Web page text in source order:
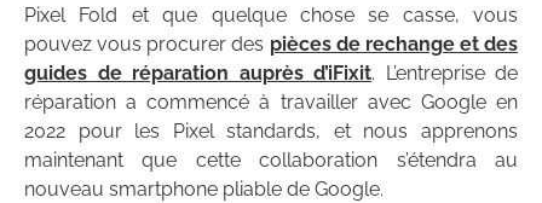
Pixel Fold et que quelque chose se casse, vous
pouvez vous procurer des pièces de rechange et des
guides de réparation auprès d’iFixit. L’entreprise de
réparation a commencé à travailler avec Google en
2022 pour les Pixel standards, et nous apprenons
maintenant que cette collaboration s’étendra au
nouveau smartphone pliable de Google.